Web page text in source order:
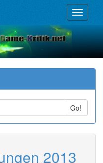
Toggle
Go!
2013